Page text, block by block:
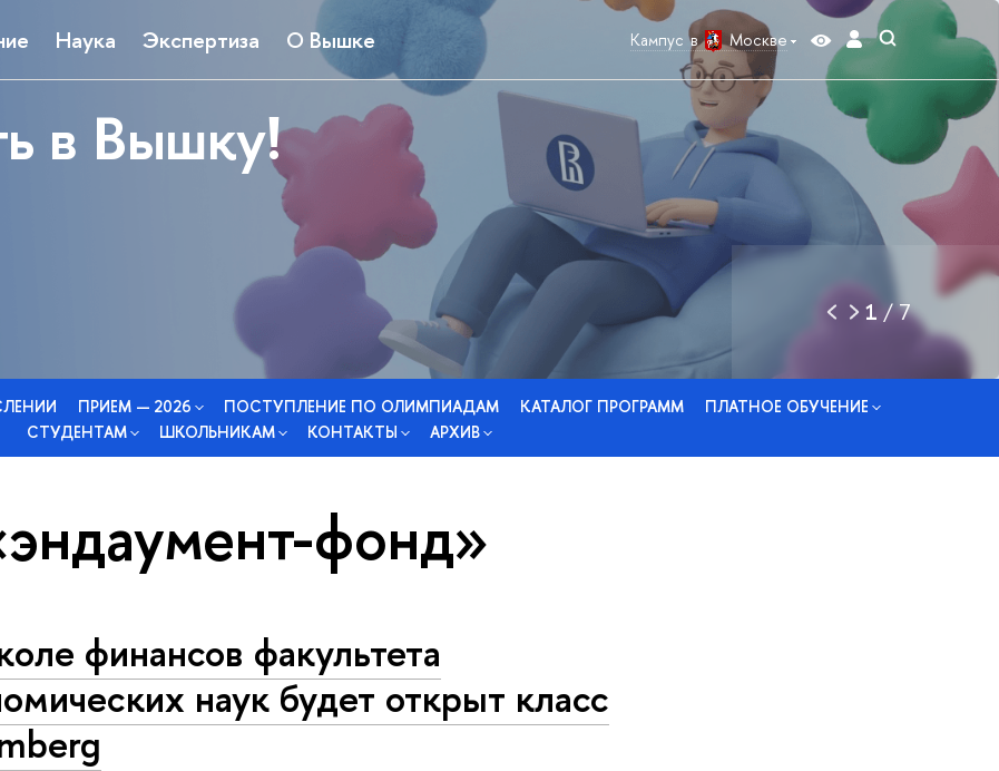
Наука Экспертиза О Вышке Кампус в Москве
в Вышку!
1 /7
ПРИЕМ — 2026 ПОСТУПЛЕНИЕ ПО ОЛИМПИАДАМ КАТАЛОГ ПРОГРАММ
ПЛАТНОЕ ОБУЧЕНИЕ
СТУДЕНТАМ
ШКОЛЬНИКАМ КОНТАКТЫ АРХИВ
фонд»
финансов факультета
наук будет открыт класс